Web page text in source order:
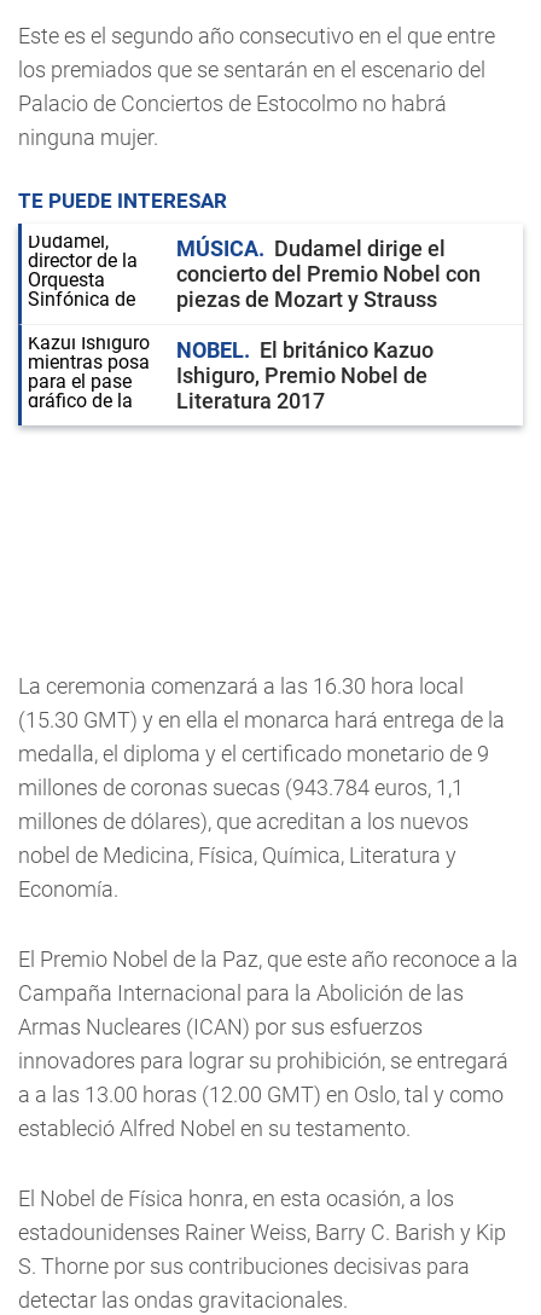
Este es el segundo año consecutivo en el que entre
los premiados que se sentarán en el escenario del
Palacio de Conciertos de Estocolmo no habrá
ninguna mujer.
TE PUEDE INTERESAR
MÚSICA
Dudamel dirige el
concierto del Premio Nobel con
piezas de Mozart y Strauss
NOBEL
El británico Kazuo
Ishiguro, Premio Nobel de
Literatura 2017
La ceremonia comenzará a las 16.30 hora local
(15.30 GMT) y en ella el monarca hará entrega de la
medalla, el diploma y el certificado monetario de 9
millones de coronas suecas (943.784 euros, 1,1
millones de dólares), que acreditan a los nuevos
nobel de Medicina, Física, Química, Literatura y
Economía.
El Premio Nobel de la Paz, que este año reconoce a la
Campaña Internacional para la Abolición de las
Armas Nucleares (ICAN) por sus esfuerzos
innovadores para lograr su prohibición, se entregará
a a las 13.00 horas (12.00 GMT) en Oslo, tal y como
estableció Alfred Nobel en su testamento.
El Nobel de Física honra, en esta ocasión, a los
estadounidenses Rainer Weiss, Barry C. Barish y Kip
S. Thorne por sus contribuciones decisivas para
detectar las ondas gravitacionales.